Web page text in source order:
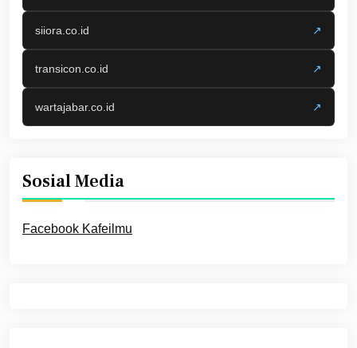
siiora.co.id ↗
transicon.co.id ↗
wartajabar.co.id ↗
Sosial Media
Facebook Kafeilmu